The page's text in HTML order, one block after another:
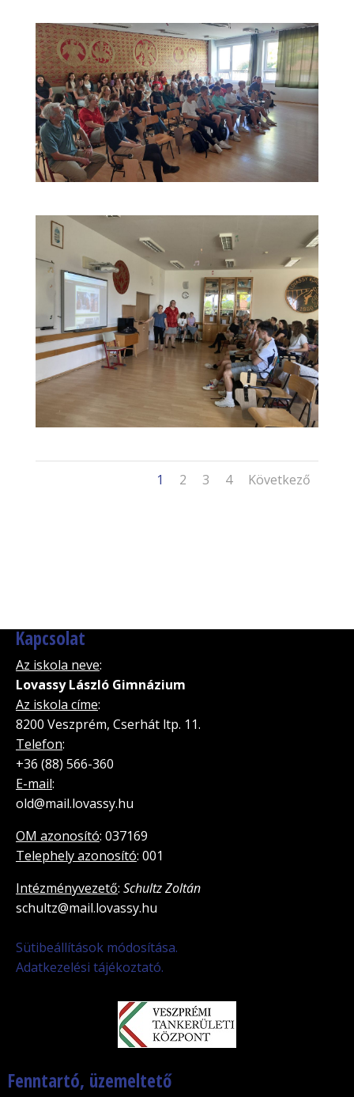
1 2 3 4 Következő
Kapcsolat
Az iskola neve:
Lovassy László Gimnázium
Az iskola címe:
8200 Veszprém, Cserhát ltp. 11.
Telefon:
+36 (88) 566-360
E-mail:
old@mail.lovassy.hu
OM azonosító: 037169
Telephely azonosító: 001
Intézményvezető: Schultz Zoltán
schultz@mail.lovassy.hu
Sütibeállítások módosítása.
Adatkezelési tájékoztató.
Fenntartó, üzemeltető